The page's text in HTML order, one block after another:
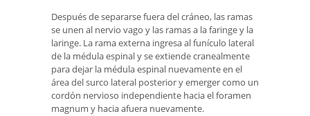
Después de separarse fuera del cráneo, las ramas
se unen al nervio vago y las ramas a la faringe y la
laringe. La rama externa ingresa al funículo lateral
de la médula espinal y se extiende cranealmente
para dejar la médula espinal nuevamente en el
área del surco lateral posterior y emerger como un
cordón nervioso independiente hacia el foramen
magnum y hacia afuera nuevamente.